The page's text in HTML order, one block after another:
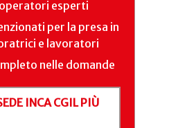
esperti
per la presa in
e lavoratori
nelle domande
INCA CGIL PIÙ